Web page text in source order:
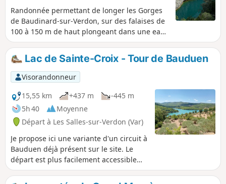
Randonnée permettant de longer les Gorges
de Baudinard-sur-Verdon, sur des falaises de
100 à 150 m de haut plongeant dans une eau
bleue turquoise. Puis retour par le Museau de
la Colline, offrant de nombreuses vues
imprenables sur le Lac de Sainte-Croix-du-
Verdon, pour enfin arriver à la Chapelle Notre-
Dame de Baudinard avec son belvédère sur le
lac. Sans oublier une visite du village de
Baudinard-sur-Verdon.
Lac de Sainte-Croix - Tour de Bauduen
Visorandonneur
15,55 km
+437 m
-445 m
5h 40
Moyenne
Départ à Les Salles-sur-Verdon (Var)
Je propose ici une variante d'un circuit à
Bauduen déjà présent sur le site. Le
départ est plus facilement accessible
pour les randonneurs venant du Nord.
Cette variante permet également